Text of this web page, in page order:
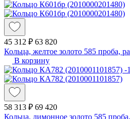
45 312 ₽ 63 820
Кольца, желтое золото 585 проба,
В корзину
-
58 313 ₽ 69 420
Кольца, лимонное золото 585